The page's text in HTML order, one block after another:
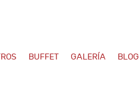
BUFFET GALERÍA BLOG